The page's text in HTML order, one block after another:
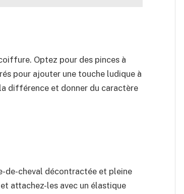
Optez pour des pinces à
pour ajouter une touche ludique à
différence et donner du caractère
de-cheval décontractée et pleine
attachez-les avec un élastique